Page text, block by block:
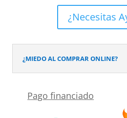
domicilio?
de
baño
MSCOMPACT
terrazo
¿Necesitas
¿MIEDO AL COMPRAR ONLINE?
Pago financiado